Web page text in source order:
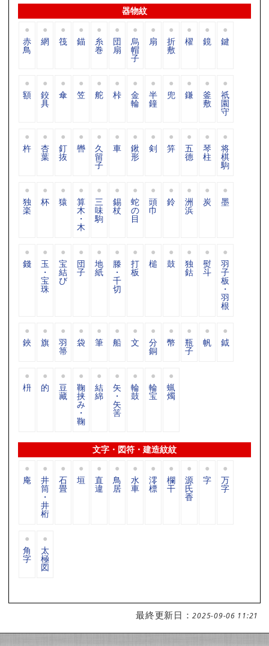
器物紋
赤
鳥
網 筏 錨 糸
巻
団
扇
烏
帽
子
扇 折
敷
櫂 鏡 鍵
額 鉸
具
傘 笠 舵 桛 金
輪
半
鐘
兜 鎌 釜
敷
祇
園
守
杵 杏
葉
釘
抜
轡 久
留
子
車 鍬
形
剣 笄 五
德
琴
柱
将
棋
駒
独
楽
杯 猿 算
木
・
木
三
味
駒
錫
杖
蛇
の
目
頭
巾
鈴 洲
浜
炭 墨
錢 玉
・
宝
珠
宝
結
び
団
子
地
紙
滕
・
千
切
打
板
槌 鼓 独
鈷
熨
斗
羽
子
板
・
羽
根
鋏 旗 羽
箒
袋 筆 船 文 分
銅
幣 瓶
子
帆 鉞
枡 的 豆
藏
鞠
挟
み
・
鞠
結
綿
矢
・
矢
筈
輪
鼓
輪
宝
蝋
燭
文字・図符・建造紋紋
庵 井
筒
・
井
桁
石
畳
垣 直
違
鳥
居
水
車
澪
標
欄
干
源
氏
香
字 万
字
角
字
太
極
図
最終更新日：2025-09-06 11:21